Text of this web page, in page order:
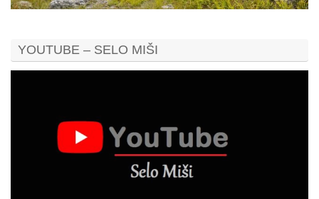
YOUTUBE – SELO MIŠI